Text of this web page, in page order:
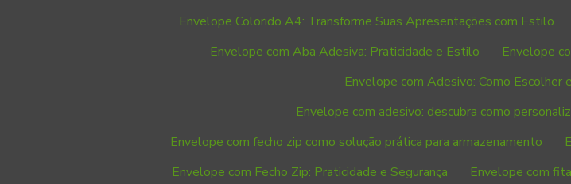
Envelope Colorido A4: Transforme Suas Apresentações com Estilo
Envelope com Aba Adesiva: Praticidade e Estilo
Envelope
Envelope com Adesivo: Como Escolher
Envelope com adesivo: descubra como
Envelope com fecho zip como solução prática para armazenamento
Envelope com Fecho Zip: Praticidade e Segurança
Envelope com